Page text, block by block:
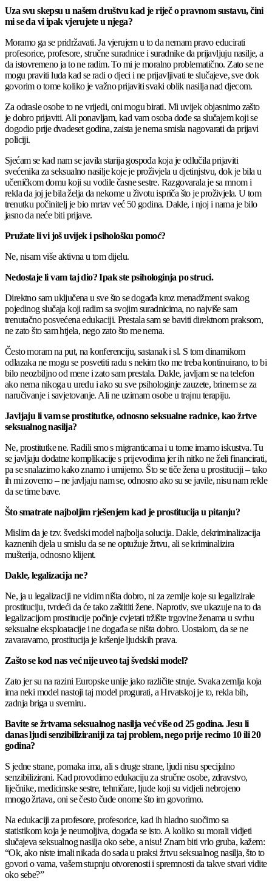
Uza svu skepsu u našem društvu kad je riječ o pravnom sustavu, čini
mi se da vi ipak vjerujete u njega?
Moramo ga se pridržavati. Ja vjerujem u to da nemam pravo educirati
profesorice, profesore, stručne suradnice i suradnike da prijavljuju nasilje, a
da istovremeno ja to ne radim. To mi je moralno problematično. Zato se ne
mogu praviti luda kad se radi o djeci i ne prijavljivati te slučajeve, sve dok
govorim o tome koliko je važno prijaviti svaki oblik nasilja nad djecom.
Za odrasle osobe to ne vrijedi, oni mogu birati. Mi uvijek objasnimo zašto
je dobro prijaviti. Ali ponavljam, kad vam osoba dođe sa slučajem koji se
dogodio prije dvadeset godina, zaista je nema smisla nagovarati da prijavi
policiji.
Sjećam se kad nam se javila starija gospođa koja je odlučila prijaviti
svećenika za seksualno nasilje koje je proživjela u djetinjstvu, dok je bila u
učeničkom domu koji su vodile časne sestre. Razgovarala je sa mnom i
rekla da joj je bila želja da nekome u životu ispriča što je proživjela. U tom
trenutku počinitelj je bio mrtav već 50 godina. Dakle, i njoj i nama je bilo
jasno da neće biti prijave.
Pružate li vi još uvijek i psihološku pomoć?
Ne, nisam više aktivna u tom dijelu.
Nedostaje li vam taj dio? Ipak ste psihologinja po struci.
Direktno sam uključena u sve što se događa kroz menadžment svakog
pojedinog slučaja koji radim sa svojim suradnicima, no najviše sam
trenutačno posvećena edukaciji. Prestala sam se baviti direktnom praksom,
ne zato što sam htjela, nego zato što me nema.
Često moram na put, na konferenciju, sastanak i sl. S tom dinamikom
odlazaka ne mogu se posvetiti radu s nekim tko me treba kontinuirano, to bi
bilo neozbiljno od mene i zato sam prestala. Dakle, javljam se na telefon
ako nema nikoga u uredu i ako su sve psihologinje zauzete, brinem se za
naručivanje i savjetovanje. Ali ne uzimam osobe u trajnu terapiju.
Javljaju li vam se prostitutke, odnosno seksualne radnice, kao žrtve
seksualnog nasilja?
Ne, prostitutke ne. Radili smo s migranticama i u tome imamo iskustva. Tu
se javljaju dodatne komplikacije s prijevodima jer ih nitko ne želi financirati,
pa se snalazimo kako znamo i umijemo. Što se tiče žena u prostituciji – tako
ih mi zovemo – ne javljaju nam se, odnosno ako su se javile, nisu nam rekle
da se time bave.
Što smatrate najboljim rješenjem kad je prostitucija u pitanju?
Mislim da je tzv. švedski model najbolja solucija. Dakle, dekriminalizacija
kaznenih djela u smislu da se ne optužuje žrtvu, ali se kriminalizira
mušterija, odnosno klijent.
Dakle, legalizacija ne?
Ne, ja u legalizaciji ne vidim ništa dobro, ni za zemlje koje su legalizirale
prostituciju, tvrdeći da će tako zaštititi žene. Naprotiv, sve ukazuje na to da
legalizacijom prostitucije počinje cvjetati tržište trgovine ženama u svrhu
seksualne eksploatacije i ne događa se ništa dobro. Uostalom, da se ne
zavaravamo, prostitucija je kršenje ljudskih prava.
Zašto se kod nas već nije uveo taj švedski model?
Zato jer su na razini Europske unije jako različite struje. Svaka zemlja koja
ima neki model nastoji taj model progurati, a Hrvatskoj je to, rekla bih,
zadnja briga u svemiru.
Bavite se žrtvama seksualnog nasilja već više od 25 godina. Jesu li
danas ljudi senzibiliziraniji za taj problem, nego prije recimo 10 ili 20
godina?
S jedne strane, pomaka ima, ali s druge strane, ljudi nisu specijalno
senzibilizirani. Kad provodimo edukaciju za stručne osobe, zdravstvo,
liječnike, medicinske sestre, tehničare, ljude koji su vidjeli nebrojeno
mnogo žrtava, oni se često čude onome što im govorimo.
Na edukaciji za profesore, profesorice, kad ih hladno suočimo sa
statistikom koja je neumoljiva, događa se isto. A koliko su morali vidjeti
slučajeva seksualnog nasilja oko sebe, a nisu! Znam biti vrlo gruba, kažem:
“Ok, ako niste imali nikada do sada u praksi žrtvu seksualnog nasilja, što to
govori o vama, vašem stupnju otvorenosti i spremnosti da takve stvari vidite
oko sebe?”